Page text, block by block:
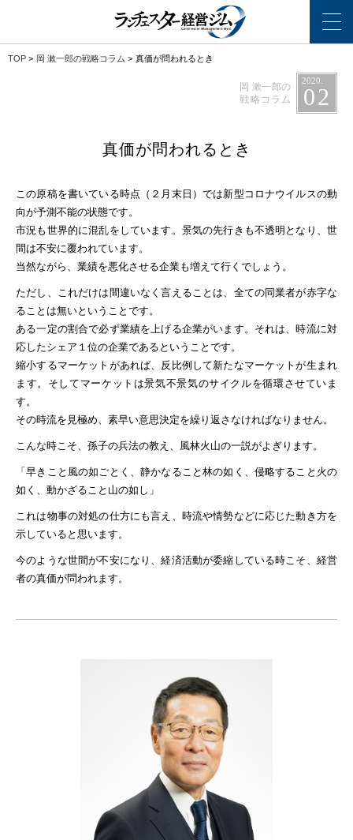
TOP > 岡 漱一郎の戦略コラム > 真価が問われるとき
岡 漱一郎の
戦略コラム
2020.
02
真価が問われるとき
この原稿を書いている時点（２月末日）では新型コロナウイルスの動
向が予測不能の状態です。
市況も世界的に混乱をしています。景気の先行きも不透明となり、世
間は不安に覆われています。
当然ながら、業績を悪化させる企業も増えて行くでしょう。
ただし、これだけは間違いなく言えることは、全ての同業者が赤字な
ることは無いということです。
ある一定の割合で必ず業績を上げる企業がいます。それは、時流に対
応したシェア１位の企業であるということです。
縮小するマーケットがあれば、反比例して新たなマーケットが生まれ
ます。そしてマーケットは景気不景気のサイクルを循環させていま
す。
その時流を見極め、素早い意思決定を繰り返さなければなりません。
こんな時こそ、孫子の兵法の教え、風林火山の一説がよぎります。
「早きこと風の如ごとく、静かなること林の如く、侵略すること火の
如く、動かざること山の如し」
これは物事の対処の仕方にも言え、時流や情勢などに応じた動き方を
示していると思います。
今のような世間が不安になり、経済活動が委縮している時こそ、経営
者の真価が問われます。